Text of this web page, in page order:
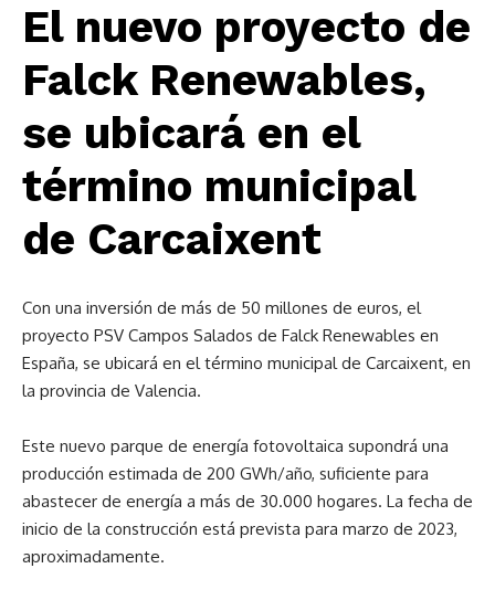
El nuevo proyecto de
Falck Renewables,
se ubicará en el
término municipal
de Carcaixent
Con una inversión de más de 50 millones de euros, el
proyecto PSV Campos Salados de Falck Renewables en
España, se ubicará en el término municipal de Carcaixent, en
la provincia de Valencia.
Este nuevo parque de energía fotovoltaica supondrá una
producción estimada de 200 GWh/año, suficiente para
abastecer de energía a más de 30.000 hogares. La fecha de
inicio de la construcción está prevista para marzo de 2023,
aproximadamente.